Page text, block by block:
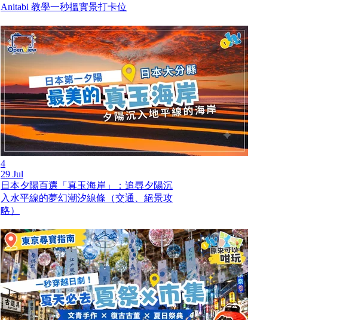
Anitabi 教學一秒搵實景打卡位
4
29 Jul
日本夕陽百選「真玉海岸」：追尋夕陽沉
入水平線的夢幻潮汐線條（交通、絕景攻
略）